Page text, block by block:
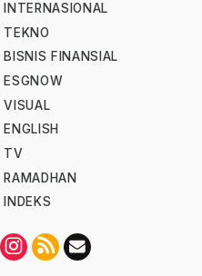
INTERNASIONAL
TEKNO
BISNIS FINANSIAL
ESGNOW
VISUAL
ENGLISH
TV
RAMADHAN
INDEKS